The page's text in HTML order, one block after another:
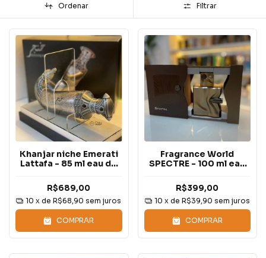
Ordenar Filtrar
Khanjar niche Emerati
Lattafa - 85 ml eau de
R$689,00
10 x deR$68,90 sem juros
COMPRAR
Fragrance World
SPECTRE - 100 ml eau
R$399,00
10 x de R$39,90 sem juros
COMPRAR